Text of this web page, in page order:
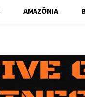
AMAZÔNIA